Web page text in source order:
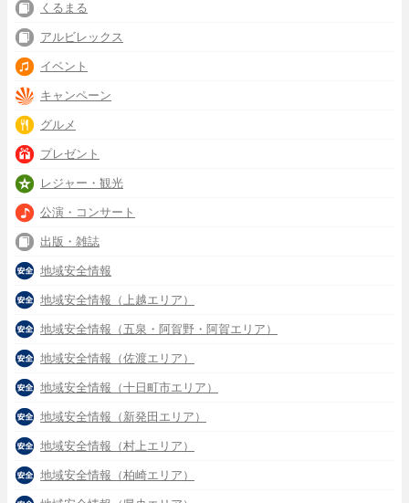
くるまる
アルビレックス
イベント
キャンペーン
グルメ
プレゼント
レジャー・観光
公演・コンサート
出版・雑誌
地域安全情報
地域安全情報（上越エリア）
地域安全情報（五泉・阿賀野・阿賀エリア）
地域安全情報（佐渡エリア）
地域安全情報（十日町市エリア）
地域安全情報（新発田エリア）
地域安全情報（村上エリア）
地域安全情報（柏崎エリア）